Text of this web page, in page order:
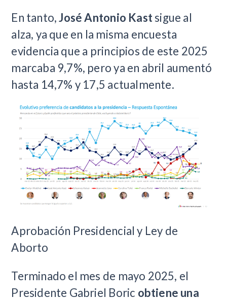
En tanto,José Antonio Kastsigue al
alza, ya que en la misma encuesta
evidencia que a principios de este 2025
marcaba 9,7%, pero ya en abril aumentó
hasta 14,7% y 17,5 actualmente.
Aprobación Presidencial y Ley de
Aborto
Terminado el mes de mayo 2025, el
Presidente Gabriel Boric obtiene una